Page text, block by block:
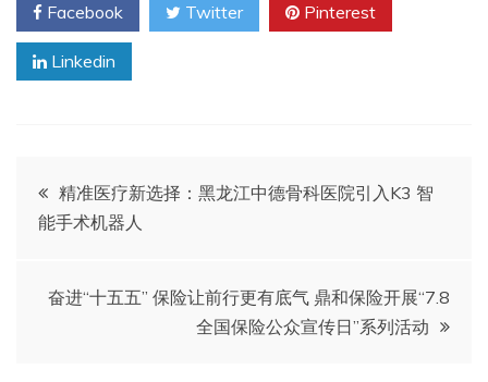
Facebook Twitter Pinterest
Linkedin
文
章
导
精准医疗新选择：黑龙江中德骨科医院引入K3 智
能手术机器人
奋进“十五五” 保险让前行更有底气 鼎和保险开展“7.8
全国保险公众宣传日”系列活动